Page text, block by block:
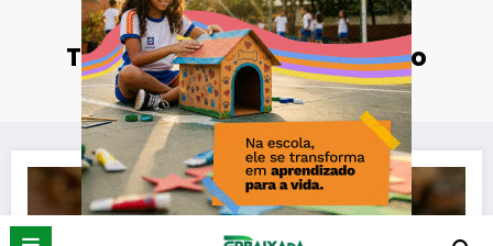
Tag: Operação Narcofluxo
Página inicial Operação Narcofluxo